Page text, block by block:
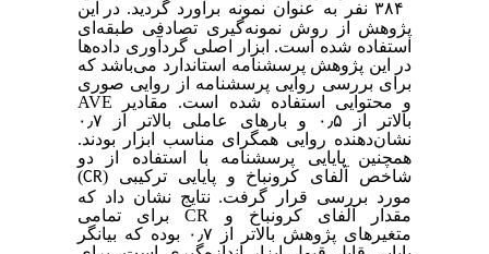
در این
پژوهش از روش نمونه‌گیری تصادفی طبقه‌ای
استفاده شده است. ابزار اصلی گردآوری داده‌ها
در این پژوهش پرسشنامه استاندارد می‌باشد که
برای بررسی روایی پرسشنامه از روایی صوری
و محتوایی استفاده شده است. مقادیر AVE
بالاتر از ۰
٫۵ و بارهای عاملی بالاتر از ۰ ٫۷
نشان‌دهنده روایی همگرای مناسب ابزار بودند.
همچنین پایایی پرسشنامه با استفاده از دو
شاخص آلفای کرونباخ و پایایی ترکیبی (CR
)
مورد بررسی قرار گرفت. نتایج نشان داد که
مقدار آلفای کرونباخ و
CRبرای تمامی
متغیرهای پژوهش بالاتر از ۰
٫
۷ بوده که بیانگر